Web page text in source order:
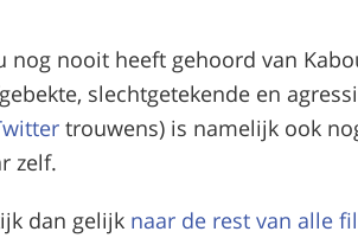
nog nooit heeft gehoord van
slechtgetekende en
trouwens) is namelijk ook
zelf.
dan gelijk naar de rest van alle